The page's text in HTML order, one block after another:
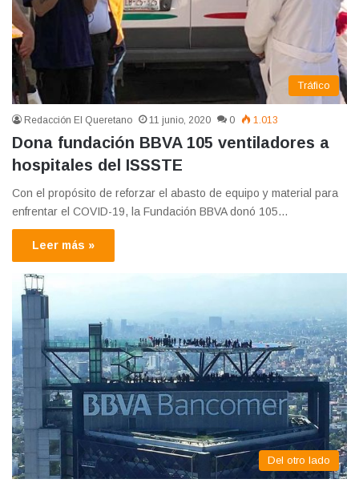
Tráfico
Redacción El Queretano 11 junio, 2020 0 1.013
Dona fundación BBVA 105 ventiladores a
hospitales del ISSSTE
Con el propósito de reforzar el abasto de equipo y material para
enfrentar el COVID-19, la Fundación BBVA donó 105…
Leer más »
Del otro lado